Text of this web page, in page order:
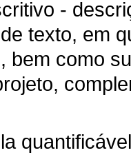
-
texto, em
bem como